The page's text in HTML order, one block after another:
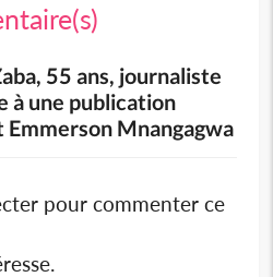
55 ans, journaliste
à une publication
Mnangagwa
pour commenter ce